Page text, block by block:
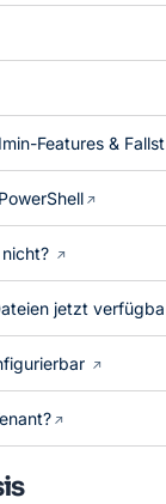
Features &
jetzt